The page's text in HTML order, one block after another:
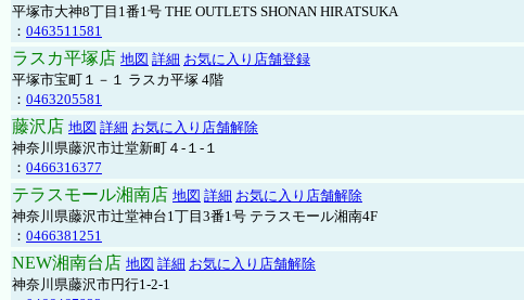
平塚市大神8丁目1番1号 THE OUTLETS SHONAN HIRATSUKA
： 0463511581
ラスカ平塚店 地図 詳細 お気に入り店舗登録
平塚市宝町１－１ ラスカ平塚 4階
： 0463205581
藤沢店 地図 詳細 お気に入り店舗解除
神奈川県藤沢市辻堂新町４-１-１
： 0466316377
テラスモール湘南店 地図 詳細 お気に入り店舗解除
神奈川県藤沢市辻堂神台1丁目3番1号 テラスモール湘南4F
： 0466381251
NEW湘南台店 地図 詳細 お気に入り店舗解除
神奈川県藤沢市円行1-2-1